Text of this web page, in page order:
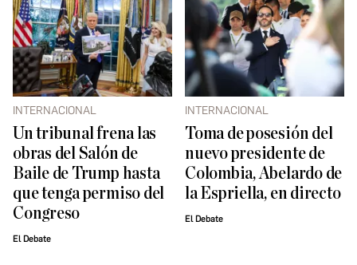
INTERNACIONAL
Un tribunal frena las
obras del Salón de
Baile de Trump hasta
que tenga permiso del
Congreso
El Debate
INTERNACIONAL
Toma de posesión del
nuevo presidente de
Colombia, Abelardo de
la Espriella, en directo
El Debate